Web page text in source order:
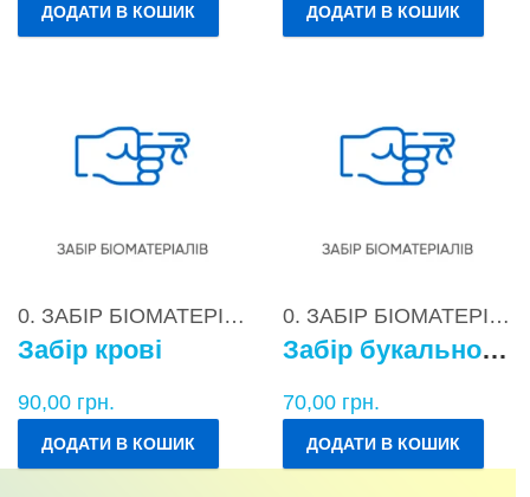
ДОДАТИ В КОШИК ДОДАТИ В КОШИК
0. ЗАБІР БІОМАТЕРІАЛІВ
Забір крові
90,00 грн.
ДОДАТИ В КОШИК
0. ЗАБІР БІОМАТЕРІАЛІВ
Забір букального епітелію
70,00 грн.
ДОДАТИ В КОШИК